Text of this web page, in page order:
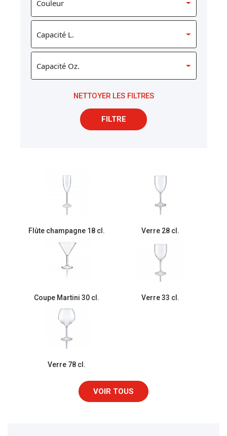
NETTOYER LES FILTRES
FILTRE
Flûte champagne 18 cl. Verre 28 cl.
Coupe Martini 30 cl. Verre 33 cl.
Verre 78 cl.
VOIR TOUS